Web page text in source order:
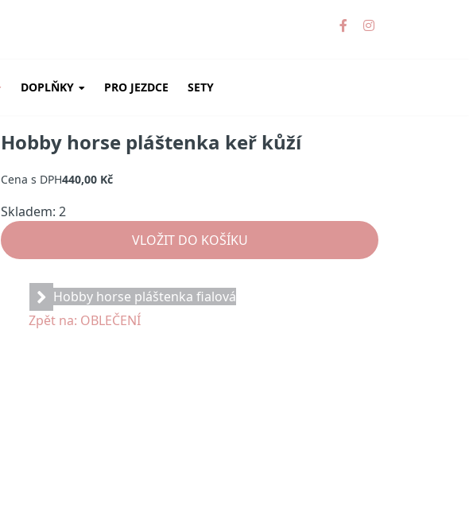
DOPLŇKY PRO JEZDCE SETY
Hobby horse pláštenka keř kůží
Cena s DPH440,00 Kč
Skladem: 2
Množství:
VLOŽIT DO KOŠÍKU
Hobby horse pláštenka fialová
Zpět na: OBLEČENÍ